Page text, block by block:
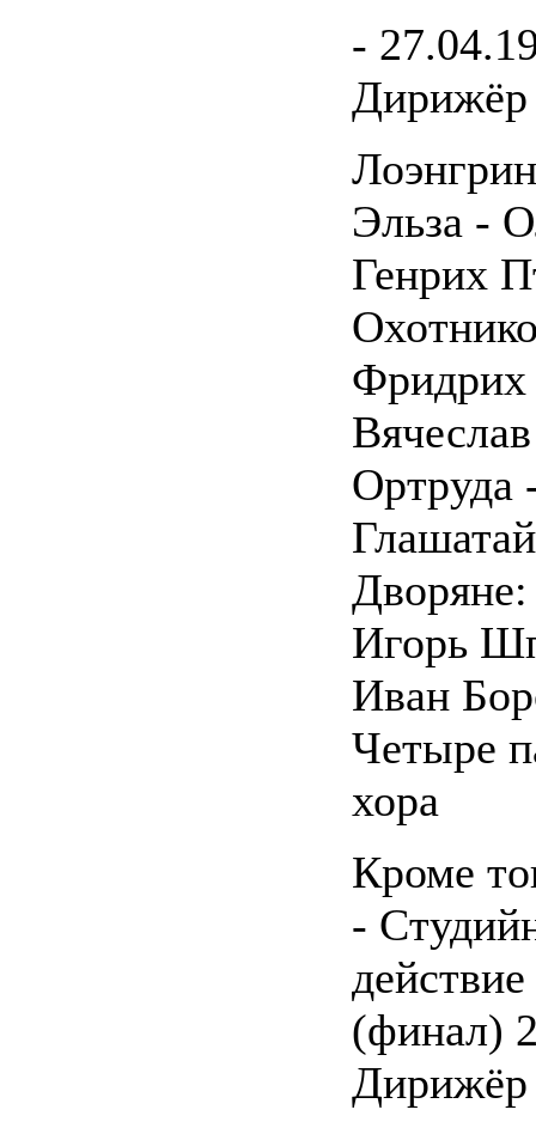
-
Дирижёр
Эльза -
Генрих
Фридрих
Ортруда
Игорь
Иван
Четыре
хора
Кроме
-
(финал)
Дирижёр